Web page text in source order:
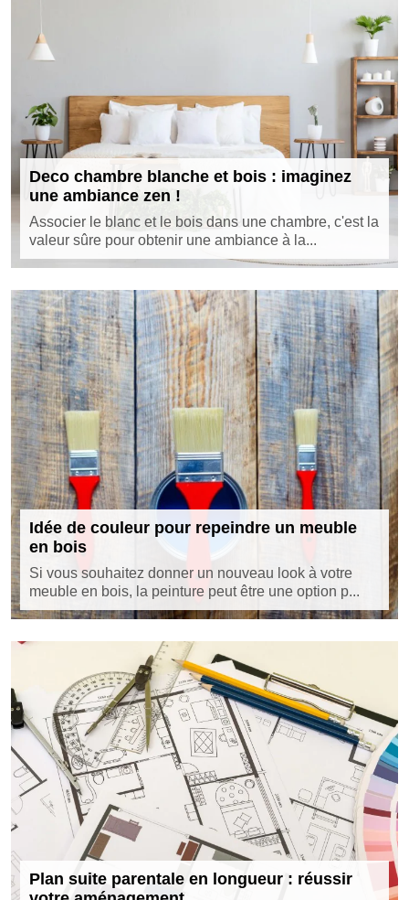
Deco chambre blanche et bois : imaginez
une ambiance zen !
Associer le blanc et le bois dans une chambre, c'est la
valeur sûre pour obtenir une ambiance à la...
Idée de couleur pour repeindre un meuble
en bois
Si vous souhaitez donner un nouveau look à votre
meuble en bois, la peinture peut être une option p...
Plan suite parentale en longueur : réussir